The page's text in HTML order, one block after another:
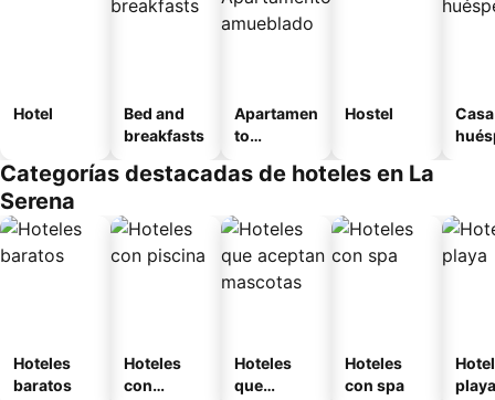
Hotel
Bed and
breakfasts
Apartamen
to
o
Hostel
Categorías destacadas de hoteles en La
Serena
Hoteles
baratos
Hoteles
con
Hoteles
que
Hoteles
con spa
playa